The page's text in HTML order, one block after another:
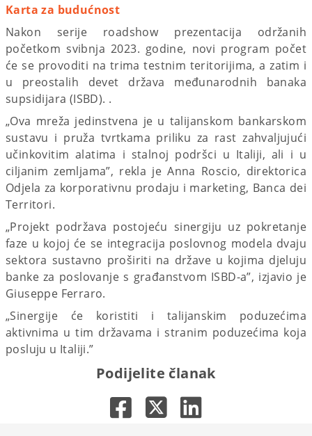
Karta za budućnost
Nakon serije roadshow prezentacija održanih
početkom svibnja 2023. godine, novi program počet
će se provoditi na trima testnim teritorijima, a zatim i
u preostalih devet država međunarodnih banaka
supsidijara (ISBD). .
„Ova mreža jedinstvena je u talijanskom bankarskom
sustavu i pruža tvrtkama priliku za rast zahvaljujući
učinkovitim alatima i stalnoj podršci u Italiji, ali i u
ciljanim zemljama”, rekla je Anna Roscio, direktorica
Odjela za korporativnu prodaju i marketing, Banca dei
Territori.
„Projekt podržava postojeću sinergiju uz pokretanje
faze u kojoj će se integracija poslovnog modela dvaju
sektora sustavno proširiti na države u kojima djeluju
banke za poslovanje s građanstvom ISBD-a”, izjavio je
Giuseppe Ferraro.
„Sinergije će koristiti i talijanskim poduzećima
aktivnima u tim državama i stranim poduzećima koja
posluju u Italiji.”
Podijelite članak